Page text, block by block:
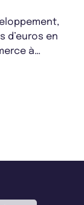
d’euros en
à